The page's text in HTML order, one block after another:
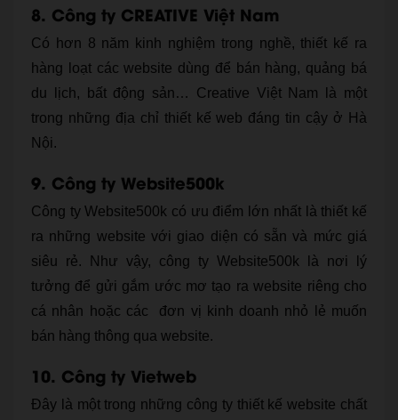
8. Công ty CREATIVE Việt Nam
Có hơn 8 năm kinh nghiệm trong nghề, thiết kế ra
hàng loạt các website dùng để bán hàng, quảng bá
du lịch, bất động sản… Creative Việt Nam là một
trong những địa chỉ thiết kế web đáng tin cậy ở Hà
Nội.
9. Công ty Website500k
Công ty Website500k có ưu điểm lớn nhất là thiết kế
ra những website với giao diện có sẵn và mức giá
siêu rẻ. Như vậy, công ty Website500k là nơi lý
tưởng để gửi gắm ước mơ tạo ra website riêng cho
cá nhân hoặc các đơn vị kinh doanh nhỏ lẻ muốn
bán hàng thông qua website.
10. Công ty Vietweb
Đây là một trong những công ty thiết kế website chất